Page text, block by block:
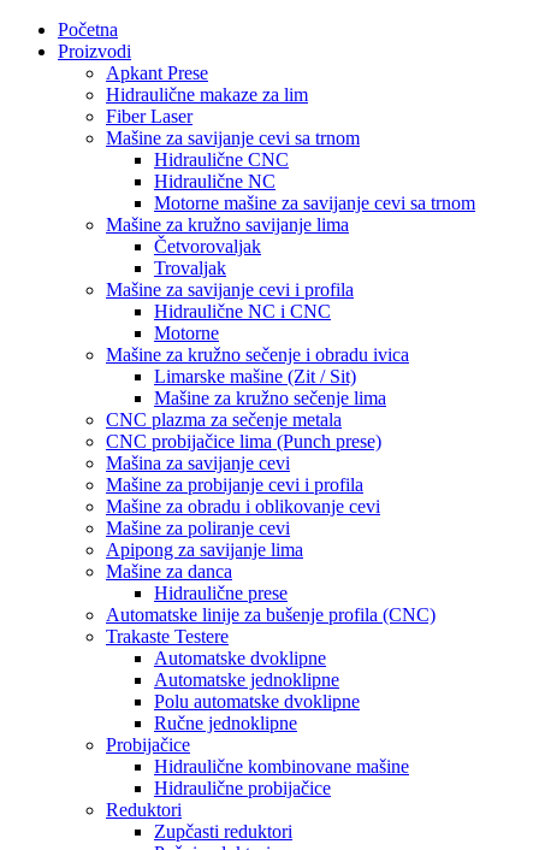
Početna
Proizvodi
Apkant Prese
Hidraulične makaze za lim
Fiber Laser
Mašine za savijanje cevi sa trnom
Hidraulične CNC
Hidraulične NC
Motorne mašine za savijanje cevi sa trnom
Mašine za kružno savijanje lima
Četvorovaljak
Trovaljak
Mašine za savijanje cevi i profila
Hidraulične NC i CNC
Motorne
Mašine za kružno sečenje i obradu ivica
Limarske mašine (Zit / Sit)
Mašine za kružno sečenje lima
CNC plazma za sečenje metala
CNC probijačice lima (Punch prese)
Mašina za savijanje cevi
Mašine za probijanje cevi i profila
Mašine za obradu i oblikovanje cevi
Mašine za poliranje cevi
Apipong za savijanje lima
Mašine za danca
Hidraulične prese
Automatske linije za bušenje profila (CNC)
Trakaste Testere
Automatske dvoklipne
Automatske jednoklipne
Polu automatske dvoklipne
Ručne jednoklipne
Probijačice
Hidraulične kombinovane mašine
Hidraulične probijačice
Reduktori
Zupčasti reduktori